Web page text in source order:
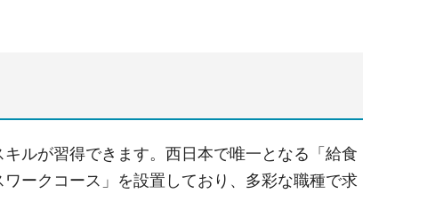
ルが習得できます。西日本で唯一となる「給食
ークコース」を設置しており、多彩な職種で求